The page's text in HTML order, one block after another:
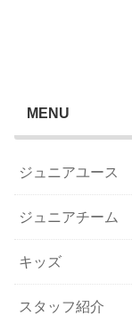
MENU
ジュニアユース
ジュニアチーム
キッズ
スタッフ紹介